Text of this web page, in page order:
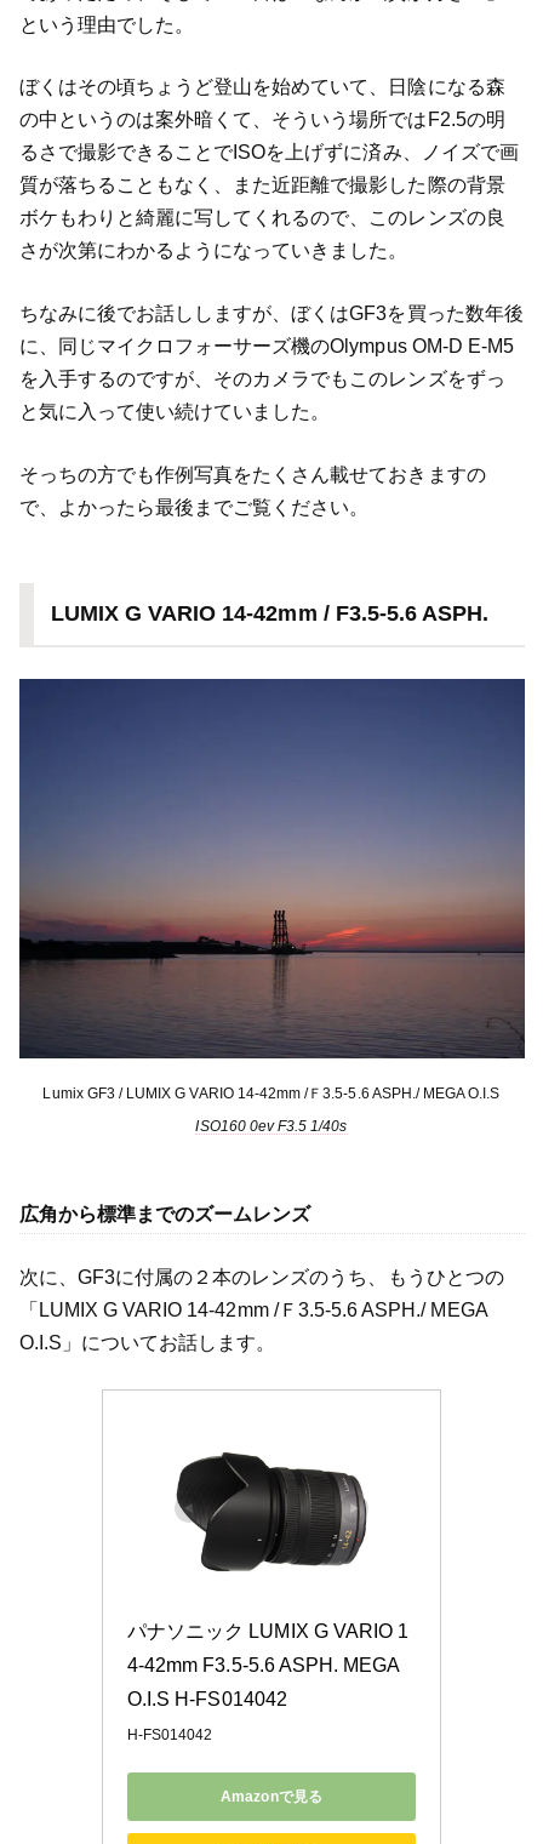
という理由でした。
ぼくはその頃ちょうど登山を始めていて、日陰になる森
の中というのは案外暗くて、そういう場所ではF2.5の明
るさで撮影できることでISOを上げずに済み、ノイズで画
質が落ちることもなく、また近距離で撮影した際の背景
ボケもわりと綺麗に写してくれるので、このレンズの良
さが次第にわかるようになっていきました。
ちなみに後でお話ししますが、ぼくはGF3を買った数年後
に、同じマイクロフォーサーズ機のOlympus OM-D E-M5
を入手するのですが、そのカメラでもこのレンズをずっ
と気に入って使い続けていました。
そっちの方でも作例写真をたくさん載せておきますの
で、よかったら最後までご覧ください。
LUMIX G VARIO 14-42mm / F3.5-5.6 ASPH.
Lumix GF3 / LUMIX G VARIO 14-42mm /Ｆ3.5-5.6 ASPH./ MEGA O.I.S
ISO160 0ev F3.5 1/40s
広角から標準までのズームレンズ
次に、GF3に付属の２本のレンズのうち、もうひとつの
「LUMIX G VARIO 14-42mm /Ｆ3.5-5.6 ASPH./ MEGA
O.I.S」についてお話します。
パナソニック LUMIX G VARIO 1
4-42mm F3.5-5.6 ASPH. MEGA
O.I.S H-FS014042
H-FS014042
Amazonで見る